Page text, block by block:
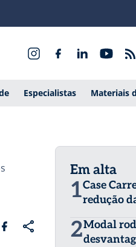
Especialistas Materiais
Em alta
1Case
redução
2Modal